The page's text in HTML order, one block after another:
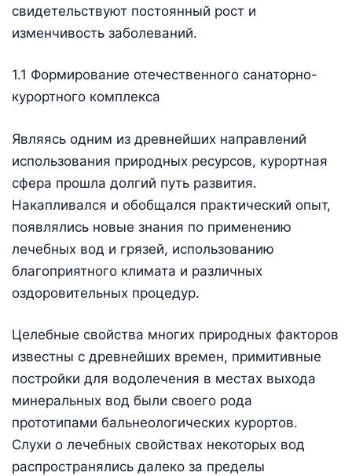
свидетельствуют постоянный рост и
изменчивость заболеваний.
1.1 Формирование отечественного санаторно-
курортного комплекса
Являясь одним из древнейших направлений
использования природных ресурсов, курортная
сфера прошла долгий путь развития.
Накапливался и обобщался практический опыт,
появлялись новые знания по применению
лечебных вод и грязей, использованию
благоприятного климата и различных
оздоровительных процедур.
Целебные свойства многих природных факторов
известны с древнейших времен, примитивные
постройки для водолечения в местах выхода
минеральных вод были своего рода
прототипами бальнеологических курортов.
Слухи о лечебных свойствах некоторых вод
распространялись далеко за пределы